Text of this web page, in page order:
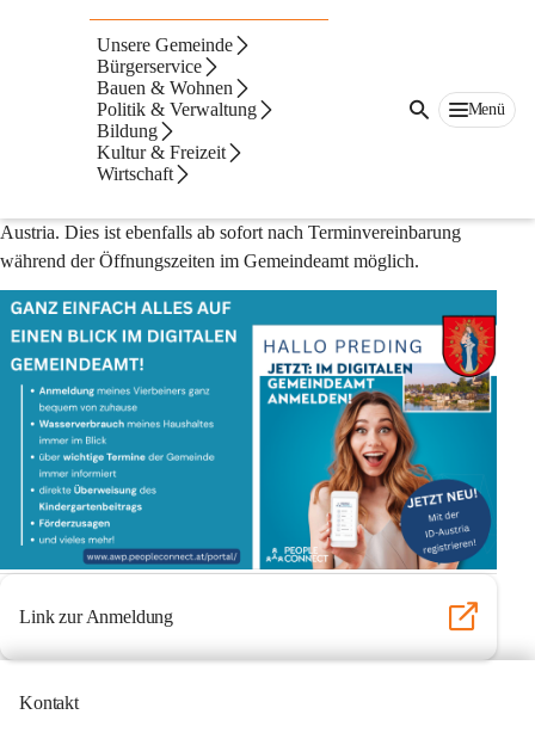
Unsere Gemeinde
Bürgerservice
Bauen & Wohnen
Politik & Verwaltung
Bildung
Kultur & Freizeit
Wirtschaft
Menü
People Connect – Ihr digitales Gemeindeamt
Ab sofort können Sie sich über die Platform People Connect,
Wege ins Gemeindeamt ersparen. Die Meldung Ihres
Vierbeiners, die Abfrage des Wasserverbrauchs, die
Überweisung des Kindergartenbeitrages – all das funktioniert
ganz einfach von zuhause aus.
Austria. Dies ist ebenfalls ab sofort nach Terminvereinbarung
während der Öffnungszeiten im Gemeindeamt möglich.
Link zur Anmeldung
Kontakt